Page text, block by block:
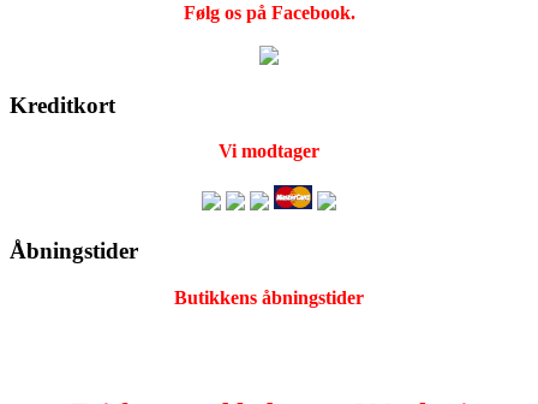
Følg os på Facebook.
Kreditkort
Vi modtager
Åbningstider
Butikkens åbningstider